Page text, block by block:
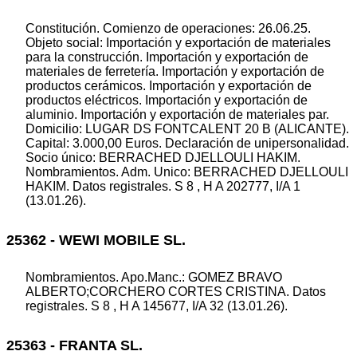
Constitución. Comienzo de operaciones: 26.06.25.
Objeto social: Importación y exportación de materiales
para la construcción. Importación y exportación de
materiales de ferretería. Importación y exportación de
productos cerámicos. Importación y exportación de
productos eléctricos. Importación y exportación de
aluminio. Importación y exportación de materiales par.
Domicilio: LUGAR DS FONTCALENT 20 B (ALICANTE).
Capital: 3.000,00 Euros. Declaración de unipersonalidad.
Socio único: BERRACHED DJELLOULI HAKIM.
Nombramientos. Adm. Unico: BERRACHED DJELLOULI
HAKIM. Datos registrales. S 8 , H A 202777, I/A 1
(13.01.26).
25362 - WEWI MOBILE SL.
Nombramientos. Apo.Manc.: GOMEZ BRAVO
ALBERTO;CORCHERO CORTES CRISTINA. Datos
registrales. S 8 , H A 145677, I/A 32 (13.01.26).
25363 - FRANTA SL.